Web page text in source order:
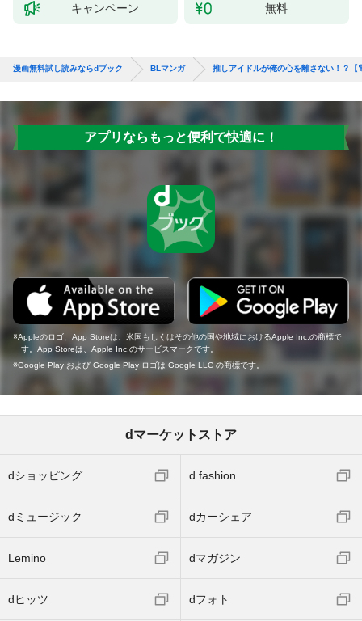
キャンペーン 無料
漫画無料試し読みならdブック BLマンガ 推しアイドルが俺の心を離さない！？
アプリならもっと便利で快適に！
Appleのロゴ、App Storeは、米国もしくはその他の国や地域におけるApple Inc.の商標で
す。App Storeは、Apple Inc.のサービスマークです。
Google Play および Google Play ロゴは Google LLC の商標です。
dマーケットストア
dショッピング d fashion
dミュージック dカーシェア
Lemino dマガジン
dヒッツ dフォト